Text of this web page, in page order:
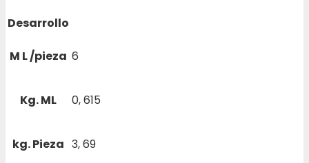
Desarrollo
M L /pieza 6
Kg. ML 0, 615
kg. Pieza 3, 69